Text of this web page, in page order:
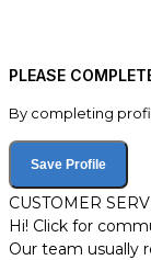
PLEASE
By completing
Save Profile
CUSTOMER
Hi! Click for
Our team usually